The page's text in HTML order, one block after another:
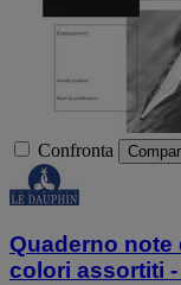
Confronta
Quaderno note
colori assortiti